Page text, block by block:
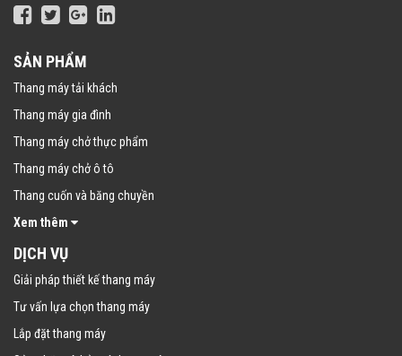
SẢN PHẨM
Thang máy tải khách
Thang máy gia đình
Thang máy chở thực phẩm
Thang máy chở ô tô
Thang cuốn và băng chuyền
Xem thêm
DỊCH VỤ
Giải pháp thiết kế thang máy
Tư vấn lựa chọn thang máy
Lắp đặt thang máy